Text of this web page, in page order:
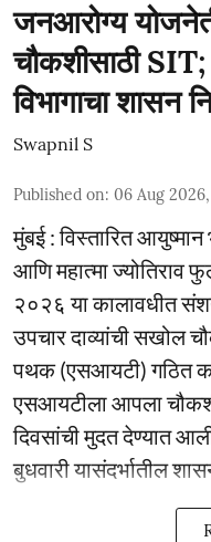
जनआरोग्य
चौकशीसाठी
विभागाचा शासन
Swapnil S
Published on: 06 Aug
मुंबई : विस्तारित
आणि महात्मा
२०२६ या कालावधीत
उपचार दाव्यांची सखोल
पथक (एसआयटी) गठित
एसआयटीला आपला
दिवसांची मुदत देण्यात
बुधवारी यासंदर्भातील